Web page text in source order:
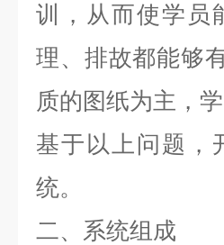
训，从而使学员
理、排故都能够
质的图纸为主，
基于以上问题，
统。
二、系统组成